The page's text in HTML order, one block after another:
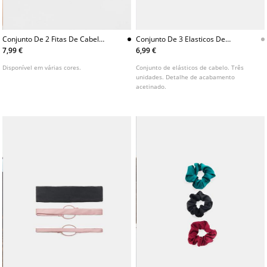
Conjunto De 2 Fitas De Cabelo
Elasticas
7,99 €
Disponível em várias cores.
Conjunto De 3 Elasticos De
Cabelo Acetinados
6,99 €
Conjunto de elásticos de cabelo. Três
unidades. Detalhe de acabamento
acetinado.